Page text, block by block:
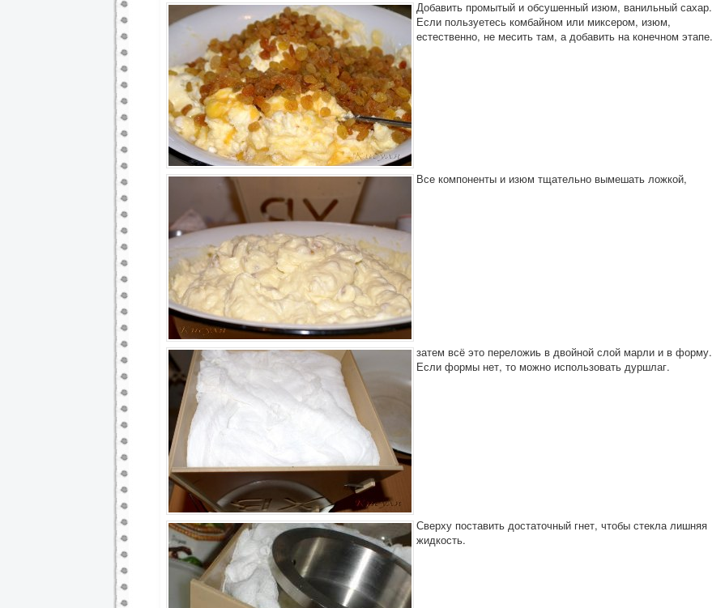
Добавить промытый и обсушенный изюм, ванильный сахар.
Если пользуетесь комбайном или миксером, изюм,
естественно, не месить там, а добавить на конечном этапе.
Все компоненты и изюм тщательно вымешать ложкой,
затем всё это переложиь в двойной слой марли и в форму.
Если формы нет, то можно использовать дуршлаг.
Сверху поставить достаточный гнет, чтобы стекла лишняя
жидкость.